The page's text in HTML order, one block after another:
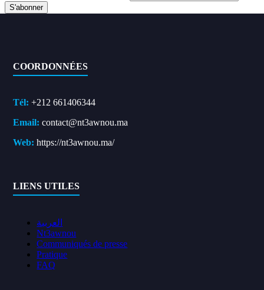
COORDONNÉES
Tél: +212 661406344
Email: contact@nt3awnou.ma
Web: https://nt3awnou.ma/
LIENS UTILES
العربية
Nt3awnou
Communiqués de presse
Pratique
FAQ